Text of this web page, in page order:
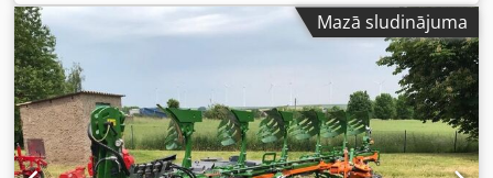
Mazā sludinājuma